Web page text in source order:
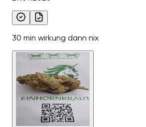
30 min wirkung dann nix